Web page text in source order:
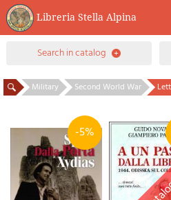
Libreria Stella Alpina
0Item(s) In Your
Facebook
Create
search in catalog
Military Second World War
-5%